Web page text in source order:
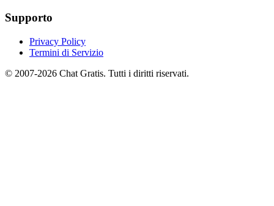
Supporto
Privacy Policy
Termini di Servizio
© 2007-2026 Chat Gratis. Tutti i diritti riservati.